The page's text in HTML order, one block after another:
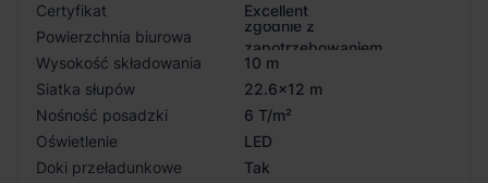
Certyfikat
Excellent
Powierzchnia biurowa
zgodnie z
zapotrzebowaniem
Wysokość składowania
10 m
Siatka słupów
22.6x12 m
Nośność posadzki
6 T/m²
Oświetlenie
LED
Doki przeładunkowe
Tak